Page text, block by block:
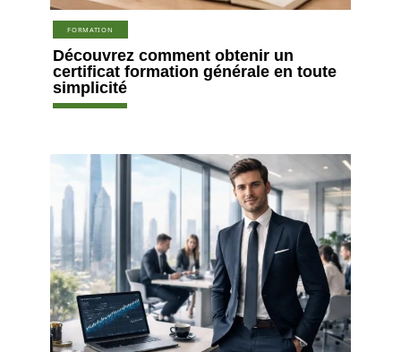
FORMATION
Découvrez comment obtenir un
certificat formation générale en toute
simplicité